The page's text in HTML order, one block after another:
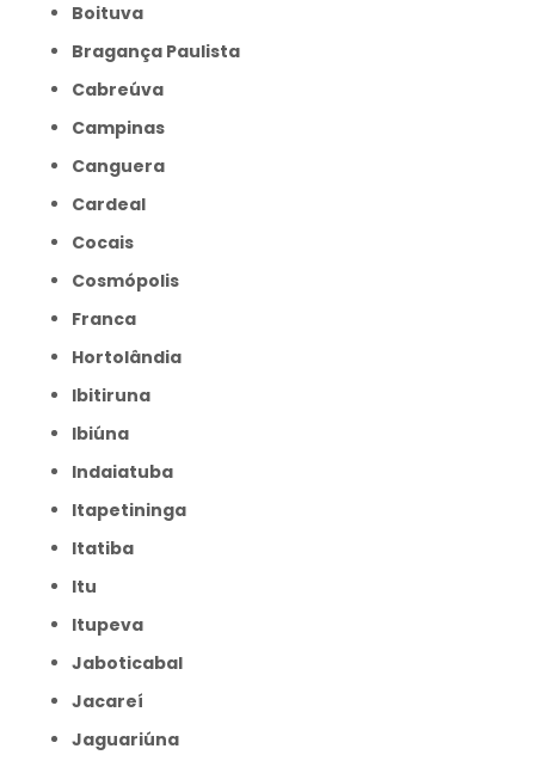
Boituva
Bragança Paulista
Cabreúva
Campinas
Canguera
Cardeal
Cocais
Cosmópolis
Franca
Hortolândia
Ibitiruna
Ibiúna
Indaiatuba
Itapetininga
Itatiba
Itu
Itupeva
Jaboticabal
Jacareí
Jaguariúna